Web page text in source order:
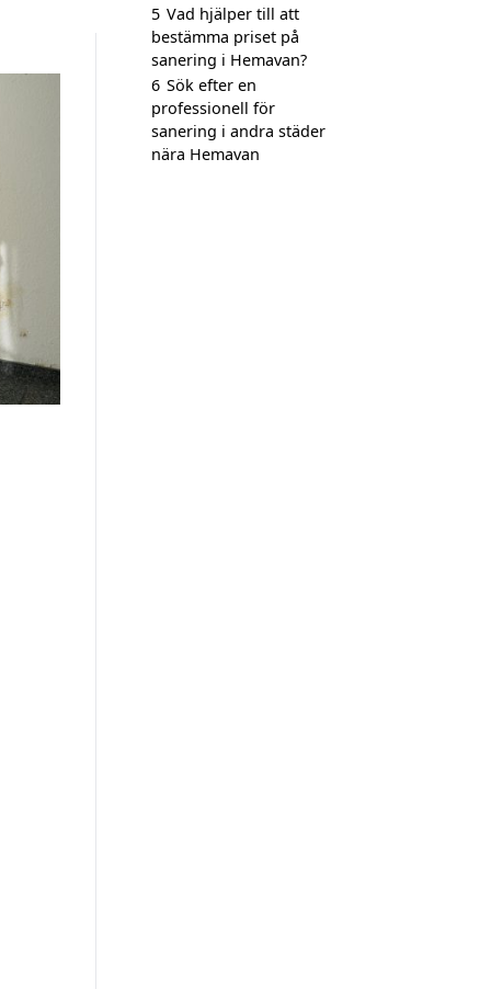
5 Vad hjälper till att
bestämma priset på
sanering i Hemavan?
6 Sök efter en
professionell för
sanering i andra städer
nära Hemavan